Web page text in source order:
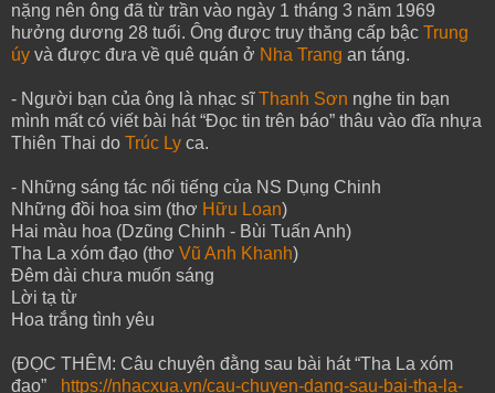
nặng nên ông đã từ trần vào ngày 1 tháng 3 năm 1969
hưởng dương 28 tuổi. Ông được truy thăng cấp bậc Trung
úy và được đưa về quê quán ở Nha Trang an táng.
- Người bạn của ông là nhạc sĩThanh Sơn nghe tin bạn
mình mất có viết bài hát “Đọc tin trên báo” thâu vào đĩa nhựa
Thiên Thai do Trúc Ly ca.
- Những sáng tác nổi tiếng của NS Dụng Chinh
Những đồi hoa sim (thơ Hữu Loan)
Hai màu hoa (Dzũng Chinh - Bùi Tuấn Anh)
Tha La xóm đạo (thơ Vũ Anh Khanh)
Đêm dài chưa muốn sáng
Lời tạ từ
Hoa trắng tình yêu
(ĐỌC THÊM: Câu chuyện đằng sau bài hát “Tha La xóm
đạo” _
https://nhacxua.vn/cau-chuyen-dang-sau-bai-tha-la-